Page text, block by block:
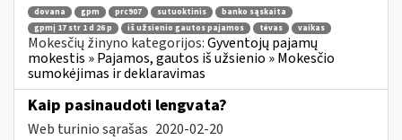
dovana gpm prc907 sutuoktinis
banko sąskaita
gpmį 17 str 1 d 26 p
iš užsienio gautos pajamos tėvas vaikas
Mokesčių žinyno kategorijos:Gyventojų pajamų
mokestis » Pajamos, gautos iš užsienio » Mokesčio
sumokėjimas ir deklaravimas
Kaip pasinaudoti lengvata?
Web turinio sąrašas 2020-02-20